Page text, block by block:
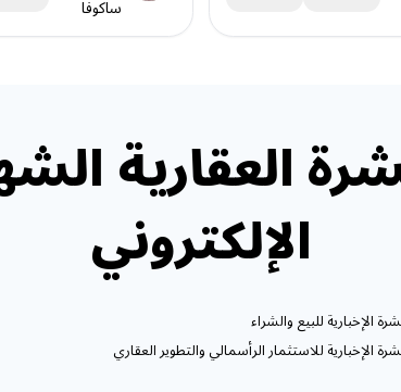
ساكوفا
العقارية
الإلكتروني
الإخبارية للبيع والشراء
الإخبارية للاستثمار الرأسمالي والتطوير العقاري